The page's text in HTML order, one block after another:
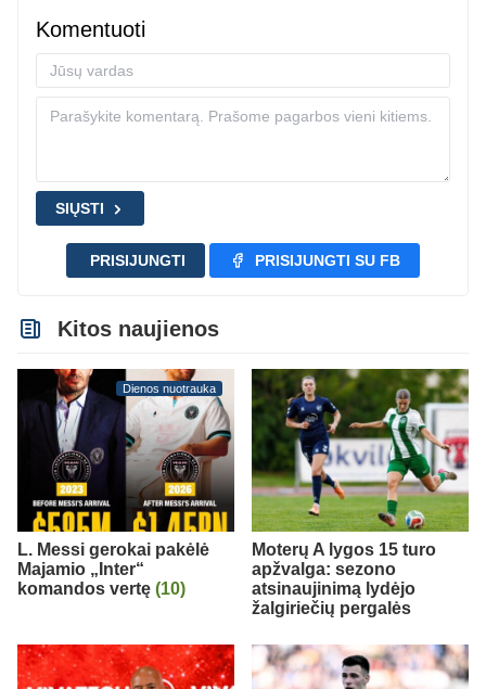
Komentuoti
SIŲSTI
PRISIJUNGTI PRISIJUNGTI SU FB
Kitos naujienos
Dienos nuotrauka
L. Messi gerokai pakėlė
Majamio „Inter“
komandos vertę (10)
Moterų A lygos 15 turo
apžvalga: sezono
atsinaujinimą lydėjo
žalgiriečių pergalės